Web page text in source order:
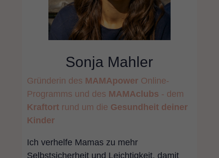
Sonja Mahler
Gründerin des MAMApower Online-
Programms und des MAMAclubs - dem
Kraftort rund um die Gesundheit deiner
Kinder
Ich verhelfe Mamas zu mehr
Selbstsicherheit und Leichtigkeit, damit